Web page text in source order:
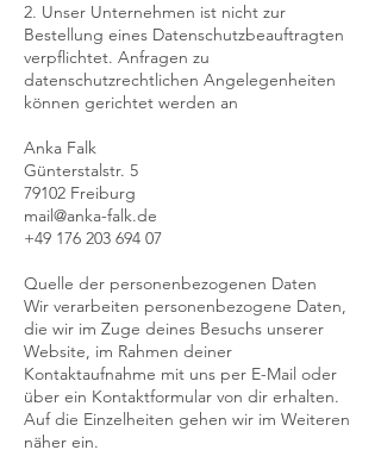
2. Unser Unternehmen ist nicht zur
Bestellung eines Datenschutzbeauftragten
verpflichtet. Anfragen zu
datenschutzrechtlichen Angelegenheiten
können gerichtet werden an
Anka Falk
Günterstalstr. 5
79102 Freiburg
mail@anka-falk.de
+49 176 203 694 07
Quelle der personenbezogenen Daten
Wir verarbeiten personenbezogene Daten,
die wir im Zuge deines Besuchs unserer
Website, im Rahmen deiner
Kontaktaufnahme mit uns per E-Mail oder
über ein Kontaktformular von dir erhalten.
Auf die Einzelheiten gehen wir im Weiteren
näher ein.